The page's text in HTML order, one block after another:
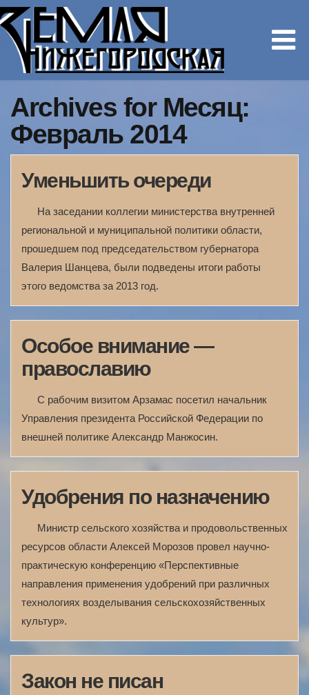
Archives for Месяц:
Февраль 2014
Уменьшить очереди
На заседании коллегии министерства внутренней
региональной и муниципальной политики области,
прошедшем под председательством губернатора
Валерия Шанцева, были подведены итоги работы
этого ведомства за 2013 год.
Особое внимание —
православию
С рабочим визитом Арзамас посетил начальник
Управления президента Российской Федерации по
внешней политике Александр Манжосин.
Удобрения по назначению
Министр сельского хозяйства и продовольственных
ресурсов области Алексей Морозов провел научно-
практическую конференцию «Перспективные
направления применения удобрений при различных
технологиях возделывания сельскохозяйственных
культур».
Закон не писан